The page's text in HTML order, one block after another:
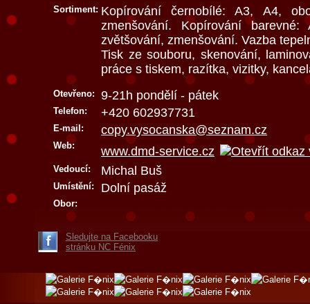
Sortiment: Kopírování černobílé: A3, A4,
zmenšování. Kopírování barevné:
zvětšování, zmenšování. Vazba
Tisk ze souboru, skenování,
práce s tiskem, razítka, vizitky,
Otevřeno: 9-21h pondělí - pátek
Telefon: +420 602937731
E-mail: copy.vysocanska@seznam.cz
Web: www.dmd-service.cz
Vedoucí: Michal Buš
Umístění: Dolní pasáž
Obor:
Sledujte na Facebooku
stránku NC Fénix